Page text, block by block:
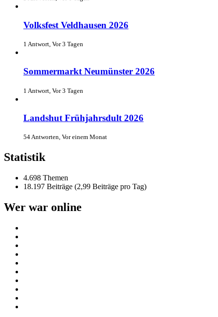
Volksfest Veldhausen 2026
1 Antwort, Vor 3 Tagen
Sommermarkt Neumünster 2026
1 Antwort, Vor 3 Tagen
Landshut Frühjahrsdult 2026
54 Antworten, Vor einem Monat
Statistik
4.698 Themen
18.197 Beiträge (2,99 Beiträge pro Tag)
Wer war online